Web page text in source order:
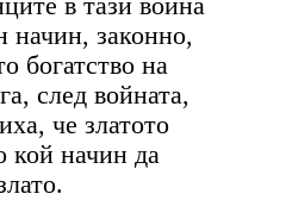
в тази война
начин, законно,
богатство на
след войната,
че златото
кой начин да